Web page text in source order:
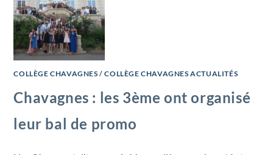
COLLÈGE CHAVAGNES /COLLÈGE CHAVAGNES ACTUALITÉS
Chavagnes : les 3ème ont organisé
leur bal de promo